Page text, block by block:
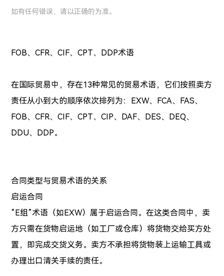
如有任何错误，请以正确的为准。
FOB、CFR、CIF、CPT、DDP术语
在国际贸易中，存在13种常见的贸易术语，它们按照卖方
责任从小到大的顺序依次排列为：EXW、FCA、FAS、
FOB、CFR、CIF、CPT、CIP、DAF、DES、DEQ、
DDU、DDP。
合同类型与贸易术语的关系
启运合同
“E组”术语（如EXW）属于启运合同。在这类合同中，卖
方只需在货物启运地（如工厂或仓库）将货物交给买方处
置，即完成交货义务。卖方不承担将货物装上运输工具或
办理出口清关手续的责任。